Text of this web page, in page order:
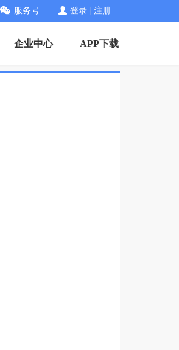
服务号 登录 注册
企业中心 APP下载